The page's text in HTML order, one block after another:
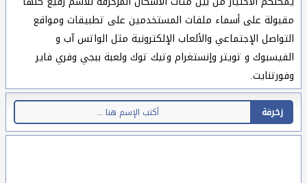
مقبولة على أسماء ملفات المستخدمين على تطبيقات ومواقع
التواصل الإجتماعي والألعاب الإلكترونية مثل الواتس آب و
الفيسبوك و تويتر وإنستغرام وتيك توك ولعبة ببجي وفري فاير
وفورتنايت.
زخرفة